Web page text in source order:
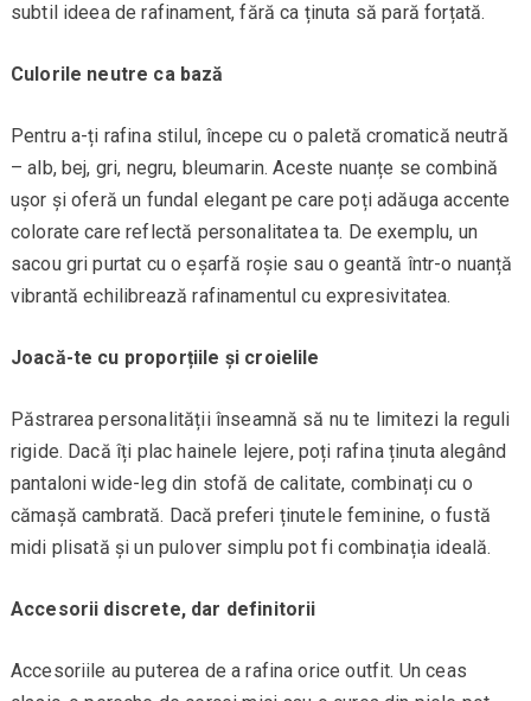
subtil ideea de rafinament, fără ca ținuta să pară forțată.
Culorile neutre ca bază
Pentru a-ți rafina stilul, începe cu o paletă cromatică neutră
– alb, bej, gri, negru, bleumarin. Aceste nuanțe se combină
ușor și oferă un fundal elegant pe care poți adăuga accente
colorate care reflectă personalitatea ta. De exemplu, un
sacou gri purtat cu o eșarfă roșie sau o geantă într-o nuanță
vibrantă echilibrează rafinamentul cu expresivitatea.
Joacă-te cu proporțiile și croielile
Păstrarea personalității înseamnă să nu te limitezi la reguli
rigide. Dacă îți plac hainele lejere, poți rafina ținuta alegând
pantaloni wide-leg din stofă de calitate, combinați cu o
cămașă cambrată. Dacă preferi ținutele feminine, o fustă
midi plisată și un pulover simplu pot fi combinația ideală.
Accesorii discrete, dar definitorii
Accesoriile au puterea de a rafina orice outfit. Un ceas